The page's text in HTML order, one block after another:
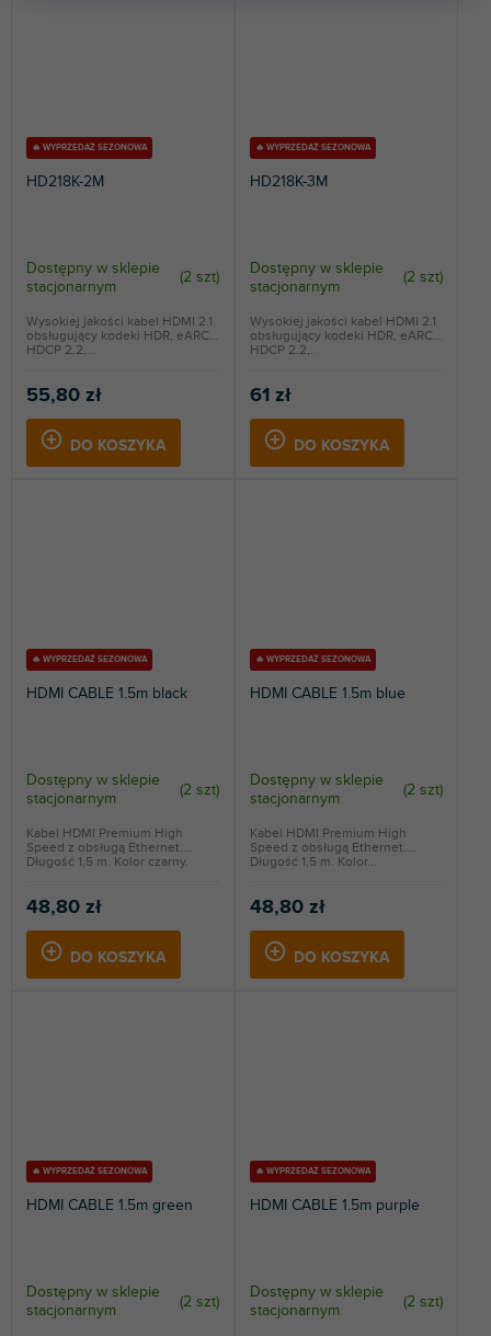
🔥 WYPRZEDAŻ SEZONOWA
HD218K-2M
Dostępny w sklepie
stacjonarnym
(2 szt)
55,80 zł
DO KOSZYKA
Wysokiej jakości kabel HDMI 2.1
obsługujący kodeki HDR, eARC i
HDCP 2.2,...
🔥 WYPRZEDAŻ SEZONOWA
HD218K-3M
Dostępny w sklepie
stacjonarnym
(2 szt)
61 zł
DO KOSZYKA
Wysokiej jakości kabel HDMI 2.1
obsługujący kodeki HDR, eARC i
HDCP 2.2,...
🔥 WYPRZEDAŻ SEZONOWA
HDMI CABLE 1.5m black
Dostępny w sklepie
stacjonarnym
(2 szt)
48,80 zł
DO KOSZYKA
Kabel HDMI Premium High
Speed z obsługą Ethernet.
Długość 1,5 m. Kolor czarny.
🔥 WYPRZEDAŻ SEZONOWA
HDMI CABLE 1.5m blue
Dostępny w sklepie
stacjonarnym
(2 szt)
48,80 zł
DO KOSZYKA
Kabel HDMI Premium High
Speed z obsługą Ethernet.
Długość 1,5 m. Kolor...
🔥 WYPRZEDAŻ SEZONOWA
HDMI CABLE 1.5m green
Dostępny w sklepie
stacjonarnym
(2 szt)
🔥 WYPRZEDAŻ SEZONOWA
HDMI CABLE 1.5m purple
Dostępny w sklepie
stacjonarnym
(2 szt)